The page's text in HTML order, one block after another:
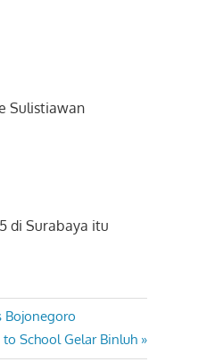
Sulistiawan
di Surabaya itu
Bojonegoro
School Gelar Binluh